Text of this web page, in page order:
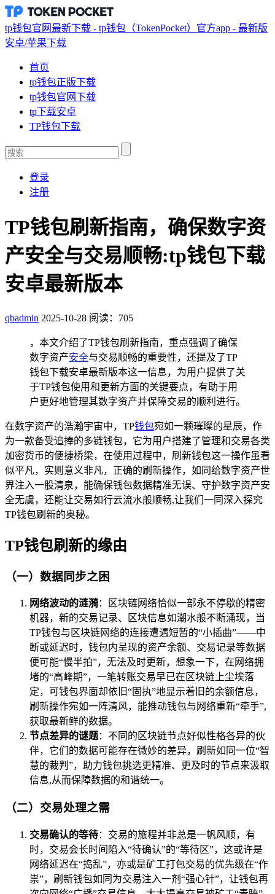
tp钱包官网最新下载 - tp钱包（TokenPocket）官方app - 最新版
安卓/苹果下载
首页
tp钱包正版下载
tp钱包官网下载
tp下载安卓
TP钱包下载
登录
注册
TP钱包刷新指南，确保数字资
产安全与交易顺畅:tp钱包下载
安卓最新版本
qbadmin 2025-10-28 阅读：705
，本文介绍了TP钱包刷新指南，重点强调了确保
数字资产安全与交易顺畅的重要性，还提及了TP
钱包下载安卓最新版本这一信息，为用户提供了关
于TP钱包使用和更新方面的关键要点，有助于用
户更好地管理其数字资产并保障交易的顺利进行。
在数字资产的浩瀚宇宙中，TP钱包宛如一颗璀璨的星辰，作
为一款备受追捧的多链钱包，它为用户搭建了管理和交易各类
加密货币的便捷桥梁，在使用过程中，刷新钱包这一操作虽看
似平凡，实则意义非凡，正确的刷新操作，如同给数字资产世
界注入一股清泉，能确保钱包数据精准无误、守护数字资产安
全无虞，还能让交易如行云流水般顺畅,让我们一同深入探究
TP钱包刷新的奥秘。
TP钱包刷新的缘由
（一）数据同步之困
网络波动的涟漪：区块链网络恰似一部永不停歇的精密
机器，新的交易记录、区块信息如潮水般不断涌现，当
TP钱包与区块链网络的连接遭遇短暂的“小插曲”——中
断或延迟时，钱包内呈现的资产余额、交易记录等数据
便可能“慢半拍”，无法及时更新，想象一下，在网络拥
堵的“高峰期”，一笔转账交易早已在区块链上尘埃落
定，可钱包界面却依旧“固执”地显示着旧的余额信息，
刷新操作宛如一阵清风，能推动钱包与网络重新“牵手”,
获取最新鲜的数据。
节点差异的谜题：不同的区块链节点好似性格各异的伙
伴，它们的数据可能存在微妙的差异，刷新如同一位“智
慧的裁判”，助力钱包挑选更精准、更及时的节点来汲取
信息,从而保障数据的和谐统一。
（二）交易处理之需
交易确认的等待：交易的旅程并非总是一帆风顺，有
时，交易会长时间陷入“待确认”的“等待区”，这或许是
网络延迟在“捣乱”，亦或是矿工打包交易的优先级在“作
祟”，刷新钱包如同为交易注入一剂“强心针”，让钱包再